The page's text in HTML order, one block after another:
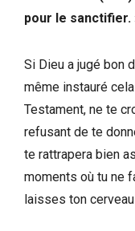
pour le sanctifier.
Si Dieu a jugé bon
même instauré
Testament, ne te
refusant de te
te rattrapera bien
moments où tu ne
laisses ton